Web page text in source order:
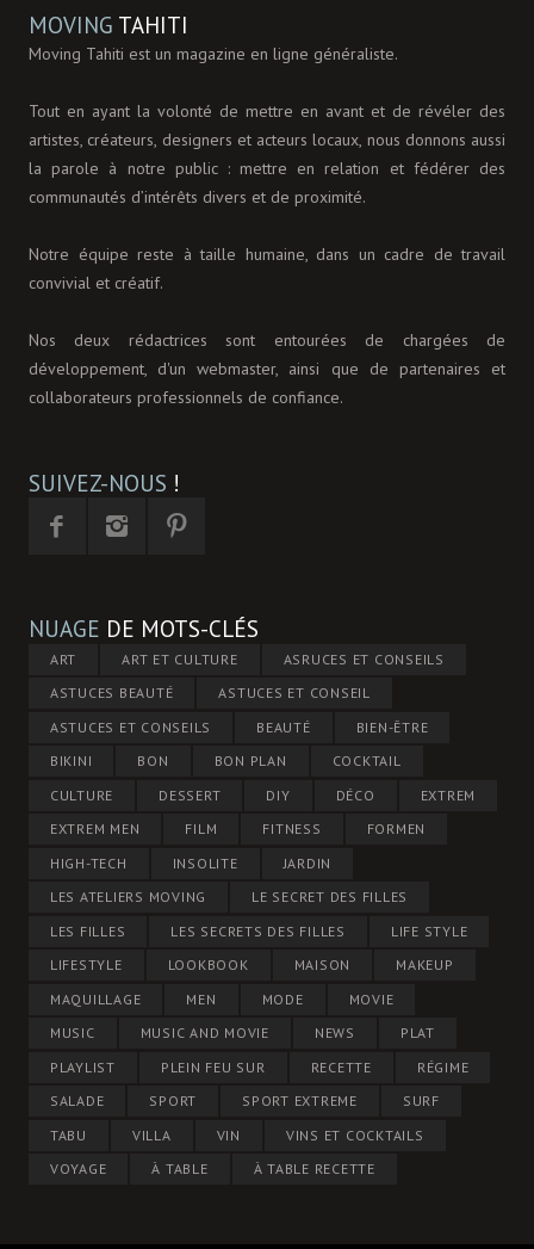
MOVING TAHITI
Moving Tahiti est un magazine en ligne généraliste.
Tout en ayant la volonté de mettre en avant et de révéler des
artistes, créateurs, designers et acteurs locaux, nous donnons aussi
la parole à notre public : mettre en relation et fédérer des
communautés d’intérêts divers et de proximité.
Notre équipe reste à taille humaine, dans un cadre de travail
convivial et créatif.
Nos deux rédactrices sont entourées de chargées de
développement, d'un webmaster, ainsi que de partenaires et
collaborateurs professionnels de confiance.
SUIVEZ-NOUS !
NUAGE DE MOTS-CLÉS
ART ART ET CULTURE
ASRUCES ET CONSEILS
ASTUCES BEAUTÉ
ASTUCES ET CONSEIL
ASTUCES ET CONSEILS
BEAUTÉ
BIEN-ÊTRE
BIKINI
BON BON PLAN
COCKTAIL
CULTURE
DESSERT DIY DÉCO
EXTREM
EXTREM MEN
FILM FITNESS
FORMEN
HIGH-TECH
INSOLITE
JARDIN
LES ATELIERS MOVING
LE SECRET DES FILLES
LES FILLES
LES SECRETS DES FILLES
LIFE STYLE
LIFESTYLE
LOOKBOOK MAISON
MAKEUP
MAQUILLAGE
MEN MODE
MOVIE
MUSIC
MUSIC AND MOVIE NEWS
PLAT
PLAYLIST
PLEIN FEU SUR RECETTE
RÉGIME
SALADE
SPORT SPORT EXTREME
SURF
TABU
VILLA VIN
VINS ET COCKTAILS
VOYAGE
À TABLE À TABLE RECETTE